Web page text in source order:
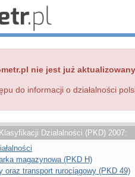
nie jest już
do informacji o działalności
Działalności (PKD) 2007:
magazynowa (PKD H)
oraz transport rurociągowy (PKD 49)